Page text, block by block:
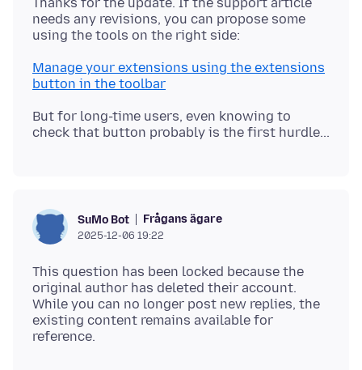
needs any revisions, you can propose some
Manage your extensions using the extensions
button in the toolbar
But for long-time users, even knowing to
SuMo Bot Frågans ägare
2025-12-06 19:22
This question has been locked because the
original author has deleted their account.
While you can no longer post new replies, the
existing content remains available for